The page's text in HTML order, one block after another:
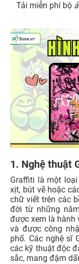
Tải miễn phí bộ
1. Nghệ thuật
Graffiti là một
xịt, bút vẽ hoặc
chữ viết trên các
đời từ những
được xem là hành
và được công
phố. Các nghệ sĩ
các kỹ thuật độc
sắc, mang đậm